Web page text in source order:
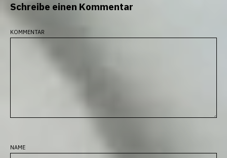
Schreibe einen Kommentar
kommentar
name